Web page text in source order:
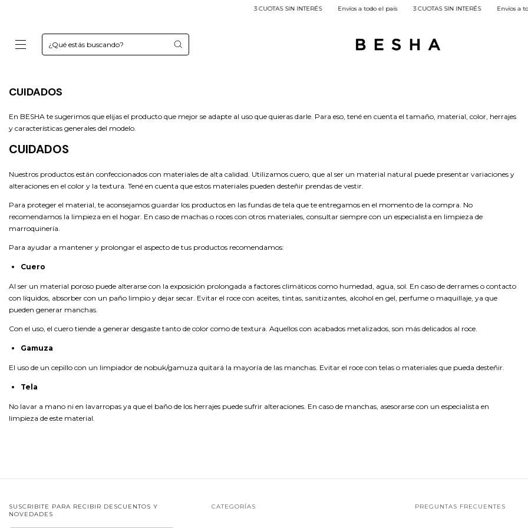
3 CUOTAS SIN INTERÉS Envíos a todo el país 3 CUOTAS SIN INTERÉS Envíos a
CUIDADOS
En BESHA te sugerimos que elijas el producto que mejor se adapte al uso que quieras darle. Para eso, tené en cuenta el tamaño, material, color, herrajes
y características generales del modelo.
CUIDADOS
Nuestros productos están confeccionados con materiales de alta calidad. Utilizamos cuero, que al ser un material natural puede presentar variaciones y
alteraciones en el color y la textura. Tené en cuenta que estos materiales pueden desteñir prendas de vestir.
Para proteger el material, te aconsejamos guardar los productos en las fundas de tela que te entregamos en el momento de la compra. No
recomendamos la limpieza en el hogar. En caso de machas o roces con otros materiales, consultar siempre con un especialista en limpieza de
marroquinería.
Para ayudar a mantener y prolongar el aspecto de tus productos recomendamos:
Cuero
Al ser un material poroso puede alterarse con la exposición prolongada a factores climáticos como humedad, agua, sol. En caso de derrames o contacto
con líquidos, absorber con un paño limpio y dejar secar. Evitar el roce con aceites, tintas, sanitizantes, alcohol en gel, perfume o maquillaje, ya que
pueden generar manchas.
Con el uso, el cuero tiende a generar desgaste tanto de color como de textura. Aquellos con acabados metalizados, son más delicados al roce.
Gamuza
El uso de un cepillo con un limpiador de nobuk/gamuza quitará la mayoría de las manchas. Evitar el roce con telas o materiales que pueda desteñir.
Tela
No lavar a mano ni en lavarropas ya que el baño de los herrajes puede sufrir alteraciones. En caso de manchas, asesorarse con un especialista en
limpieza de este material.
SUSCRIBITE PARA RECIBIR DESCUENTOS Y
NOVEDADES
CATEGORÍAS PREGUNTAS FRECUENTES